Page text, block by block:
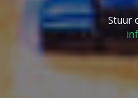
Stuur